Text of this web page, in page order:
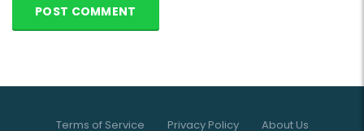
Terms of Service Privacy Policy About Us